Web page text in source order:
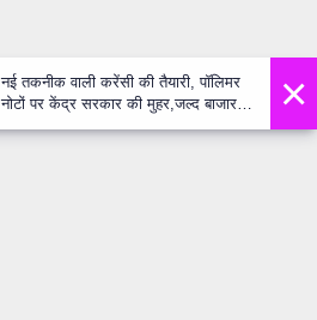
×
नई तकनीक वाली करेंसी की तैयारी, पॉलिमर
नोटों पर केंद्र सरकार की मुहर,जल्द बाजार में
दिखेंगे प्लास्टिक के ₹10 और ₹20 के नोट -